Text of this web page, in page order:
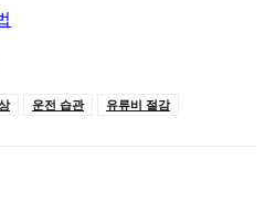
운전 습관 유류비 절감